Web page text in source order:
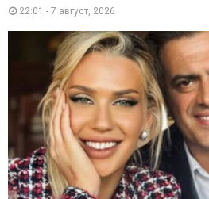
22:01 - 7 август, 2026